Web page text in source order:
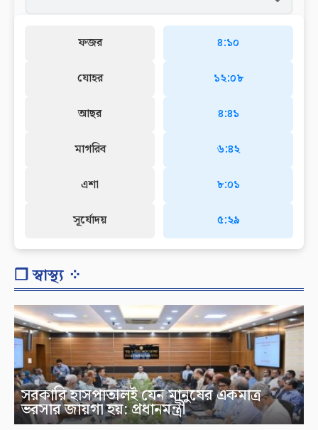
ফজর
যোহর
আছর
মাগরিব
এশা
সূর্যোদয়
৪:১০
১২:০৮
৪:৪১
৬:৪২
৮:০১
৫:২৯
❐ স্বাস্থ্য ⁘
সরকারি হাসপাতালই যেন মানুষের একমাত্র
ভরসার জায়গা হয়: প্রধানমন্ত্রী